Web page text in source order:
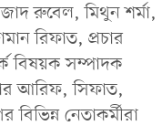
রুবেল, মিথুন শর্মা,
রিফাত, প্রচার
বিষয়ক সম্পাদক
আরিফ, সিফাত,
নেতাকর্মীরা